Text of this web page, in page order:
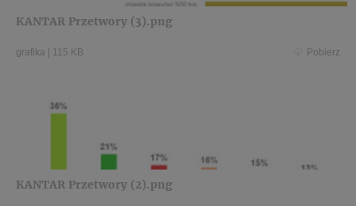
KANTAR Przetwory (3).png
grafika 115 KB Pobierz
KANTAR Przetwory (2).png